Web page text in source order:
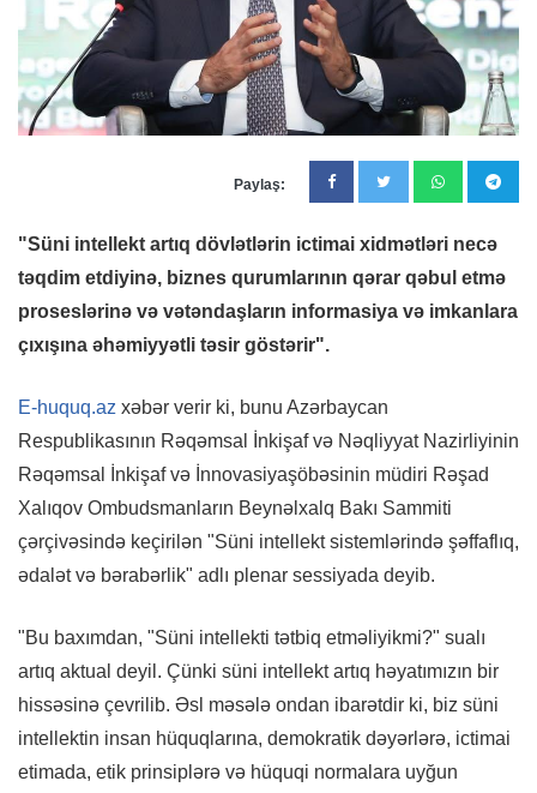
Paylaş:
"Süni intellekt artıq dövlətlərin ictimai xidmətləri necə
təqdim etdiyinə, biznes qurumlarının qərar qəbul etmə
proseslərinə və vətəndaşların informasiya və imkanlara
çıxışına əhəmiyyətli təsir göstərir".
E-huquq.az xəbər verir ki, bunu Azərbaycan
Respublikasının Rəqəmsal İnkişaf və Nəqliyyat Nazirliyinin
Rəqəmsal İnkişaf və İnnovasiyaşöbəsinin müdiri Rəşad
Xalıqov Ombudsmanların Beynəlxalq Bakı Sammiti
çərçivəsində keçirilən "Süni intellekt sistemlərində şəffaflıq,
ədalət və bərabərlik" adlı plenar sessiyada deyib.
"Bu baxımdan, "Süni intellekti tətbiq etməliyikmi?" sualı
artıq aktual deyil. Çünki süni intellekt artıq həyatımızın bir
hissəsinə çevrilib. Əsl məsələ ondan ibarətdir ki, biz süni
intellektin insan hüquqlarına, demokratik dəyərlərə, ictimai
etimada, etik prinsiplərə və hüquqi normalara uyğun